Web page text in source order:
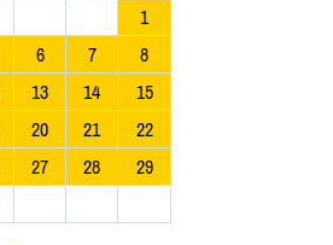
1
6 7
8
13 14
15
20 21
22
27 28
29